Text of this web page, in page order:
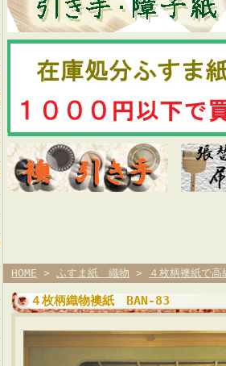
HOME > ふすま紙 織物 > ４枚柄襖紙で
４枚柄織物襖紙 BAN-83